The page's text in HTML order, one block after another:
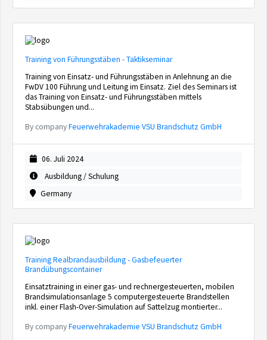
Training von Führungsstäben - Taktikseminar
Training von Einsatz- und Führungsstäben in Anlehnung an die
FwDV 100 Führung und Leitung im Einsatz. Ziel des Seminars ist
das Training von Einsatz- und Führungsstäben mittels
Stabsübungen und...
By companyFeuerwehrakademie VSU Brandschutz GmbH
06. Juli 2024
Ausbildung / Schulung
Germany
Training Realbrandausbildung - Gasbefeuerter
Brandübungscontainer
Einsatztraining in einer gas- und rechnergesteuerten, mobilen
Brandsimulationsanlage 5 computergesteuerte Brandstellen
inkl. einer Flash-Over-Simulation auf Sattelzug montierter...
By companyFeuerwehrakademie VSU Brandschutz GmbH